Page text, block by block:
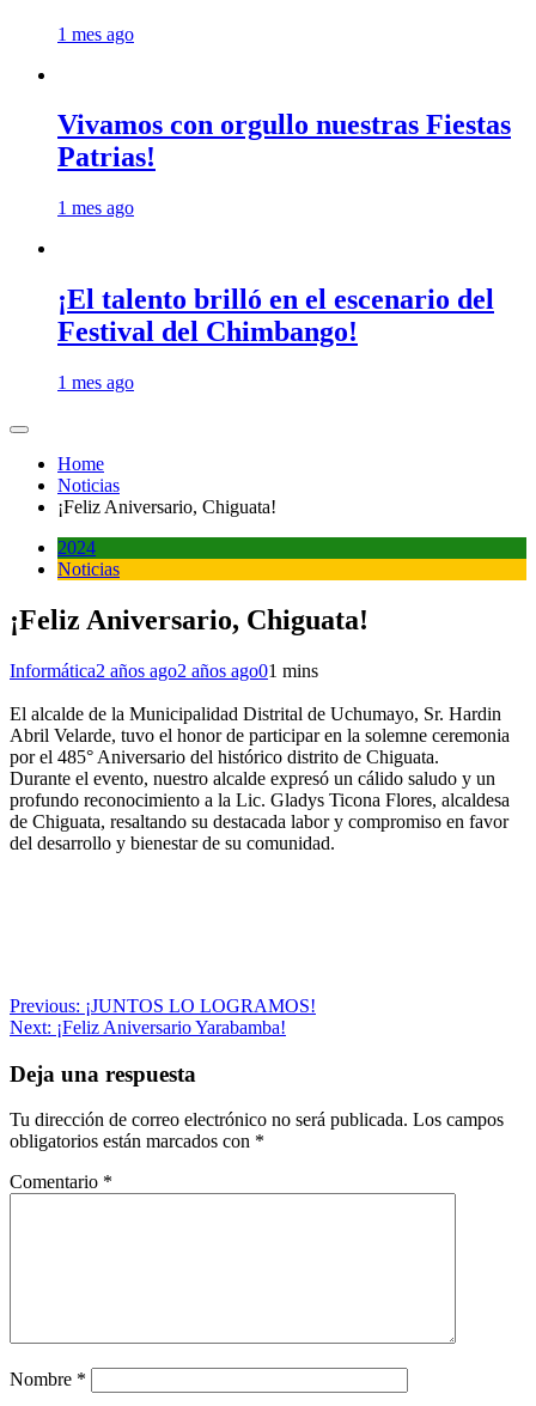
1 mes ago
Vivamos con orgullo nuestras Fiestas
Patrias!
1 mes ago
¡El talento brilló en el escenario del
Festival del Chimbango!
1 mes ago
Home
Noticias
¡Feliz Aniversario, Chiguata!
2024
Noticias
¡Feliz Aniversario, Chiguata!
Informática2 años ago2 años ago01 mins
El alcalde de la Municipalidad Distrital de Uchumayo, Sr. Hardin
Abril Velarde, tuvo el honor de participar en la solemne ceremonia
por el 485° Aniversario del histórico distrito de Chiguata.
Durante el evento, nuestro alcalde expresó un cálido saludo y un
profundo reconocimiento a la Lic. Gladys Ticona Flores, alcaldesa
de Chiguata, resaltando su destacada labor y compromiso en favor
del desarrollo y bienestar de su comunidad.
Navegación
de
entradas
Previous: ¡JUNTOS LO LOGRAMOS!
Next: ¡Feliz Aniversario Yarabamba!
Deja una respuesta
Tu dirección de correo electrónico no será publicada. Los campos
obligatorios están marcados con *
Comentario *
Nombre *